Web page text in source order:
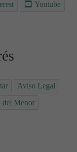
Youtube
Aviso Legal
del Menor